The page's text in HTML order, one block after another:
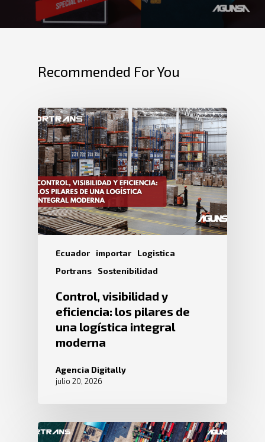
Recommended For You
Ecuador importar
Logistica
Portrans
Sostenibilidad
Control, visibilidad y
eficiencia: los pilares de
una logística integral
moderna
Agencia Digitally
julio 20, 2026